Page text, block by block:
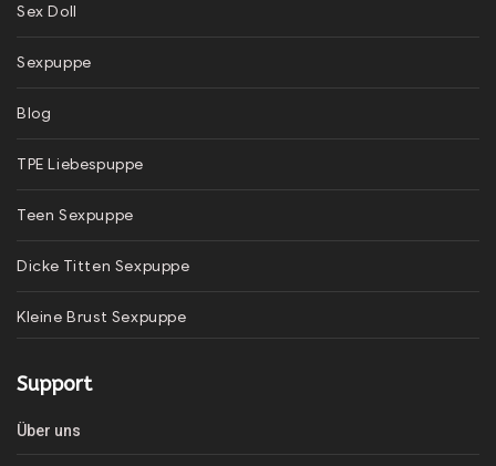
Sex Doll
Sexpuppe
Blog
TPE Liebespuppe
Teen Sexpuppe
Dicke Titten Sexpuppe
Kleine Brust Sexpuppe
Support
Über uns